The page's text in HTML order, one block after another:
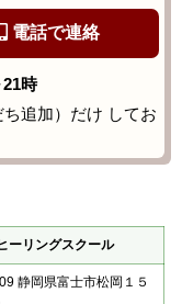
電話で連絡
時
追加）だけ してお
ーリングスクール
静岡県富士市松岡１５